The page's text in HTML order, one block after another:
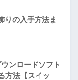
りの入手方法ま
ンロードソフト
方法【スイッ